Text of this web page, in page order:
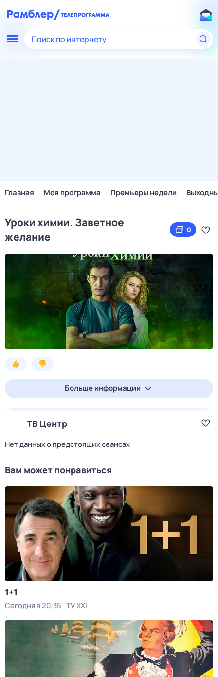
Поиск по интернету
Главная Моя программа Премьеры недели
Уроки химии. Заветное
желание
0
Больше информации
ТВ Центр
Нет данных о предстоящих сеансах
Вам может понравиться
1+1
Сегодня в 20:35 TV XXI